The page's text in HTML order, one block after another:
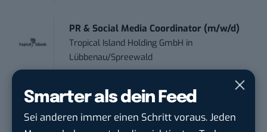
Smarter als dein Feed
Sei anderen immer einen Schritt voraus. Jeden
PR & Social Media Coordinator (m/w/d)
Tropical Island Holding GmbH in
Lübbenau/Spreewald
Social Media Consultant & Account Lead
Social DNA GmbH inFrankfurt am Main,